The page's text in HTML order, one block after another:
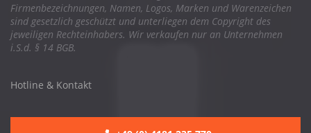
Firmenbezeichnungen, Namen, Logos, Marken und Warenzeichen
sind gesetzlich geschützt und unterliegen dem Copyright des
jeweiligen Rechteinhabers. Wir verkaufen nur an Unternehmen
i.S.d. § 14 BGB.
Hotline & Kontakt